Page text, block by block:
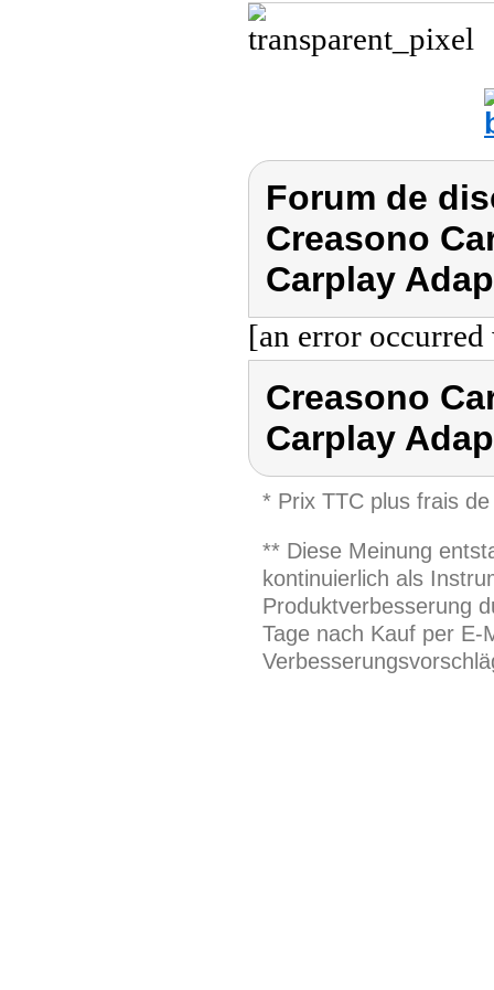
Forum de
Creasono
Carplay
[an error
Creasono
Carplay
* Prix TTC plus frais
** Diese Meinung
kontinuierlich als
Produktverbesserung
Tage nach Kauf per E-